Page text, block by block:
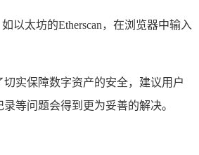
以太坊的Etherscan，在浏览器中输入
实保障数字资产的安全，建议用户
等问题会得到更为妥善的解决。